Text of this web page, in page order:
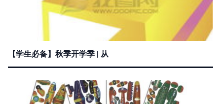
【学生必备】秋季开学季 | 从